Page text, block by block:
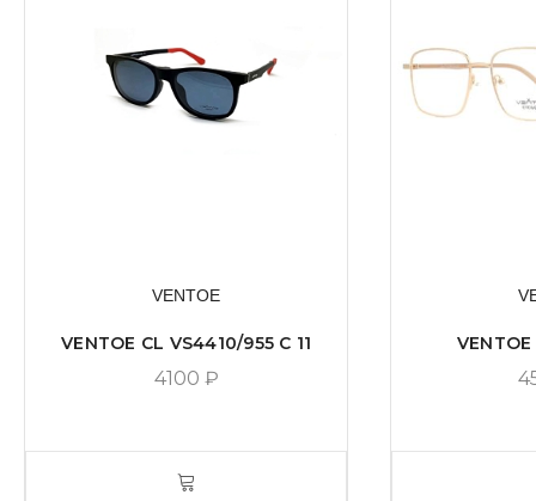
VENTOE
VENTOE CL VS4410/955 C 11
4100 ₽